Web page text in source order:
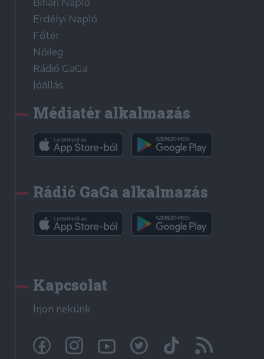
Bihari Napló
Erdélyi Napló
Főtér
Nőileg
Rádió GaGa
Jóállás
Médiatér alkalmazás
Rádió GaGa alkalmazás
Kapcsolat
Írjon nekünk